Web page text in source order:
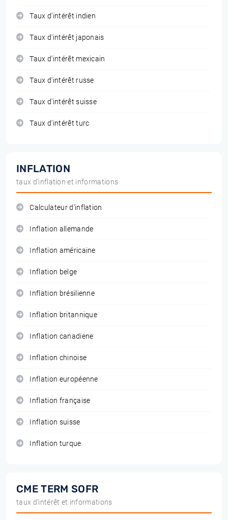
Taux d'intérêt indien
Taux d'intérêt japonais
Taux d'intérêt mexicain
Taux d'intérêt russe
Taux d'intérêt suisse
Taux d'intérêt turc
INFLATION
taux d'inflation et informations
Calculateur d'inflation
Inflation allemande
Inflation américaine
Inflation belge
Inflation brésilienne
Inflation britannique
Inflation canadiene
Inflation chinoise
Inflation européenne
Inflation française
Inflation suisse
Inflation turque
CME TERM SOFR
taux d'intérêt et informations